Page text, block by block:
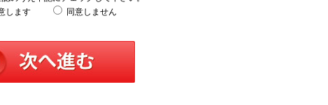
します
同意しません